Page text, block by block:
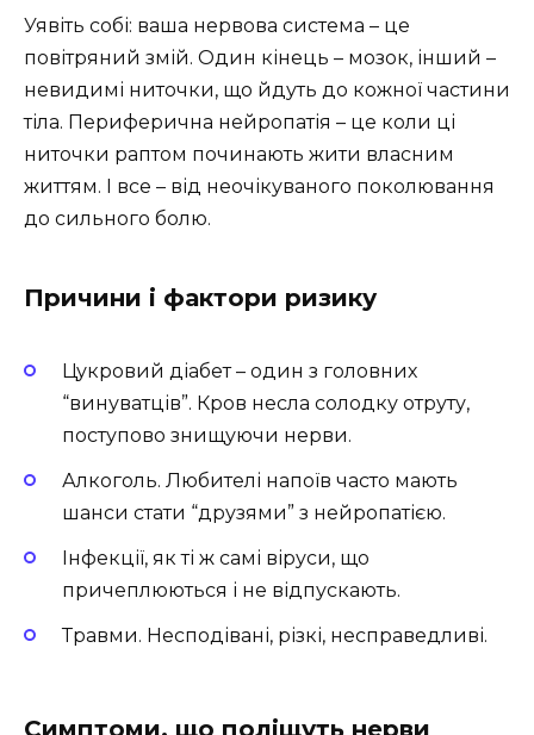
Уявіть собі: ваша нервова система – це
повітряний змій. Один кінець – мозок, інший –
невидимі ниточки, що йдуть до кожної частини
тіла. Периферична нейропатія – це коли ці
ниточки раптом починають жити власним
життям. І все – від неочікуваного поколювання
до сильного болю.
Причини і фактори ризику
Цукровий діабет – один з головних
“винуватців”. Кров несла солодку отруту,
поступово знищуючи нерви.
Алкоголь. Любителі напоїв часто мають
шанси стати “друзями” з нейропатією.
Інфекції, як ті ж самі віруси, що
причеплюються і не відпускають.
Травми. Несподівані, різкі, несправедливі.
Симптоми, що поліщуть нерви